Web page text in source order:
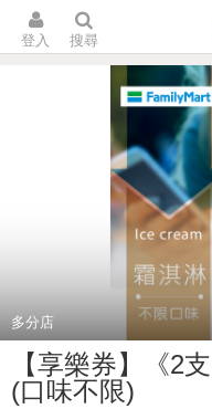
登入 搜尋
多分店
【享樂券】《2
(口味不限)